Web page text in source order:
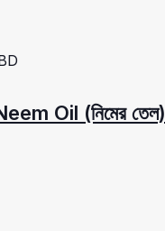
Oil (নিমের তেল)